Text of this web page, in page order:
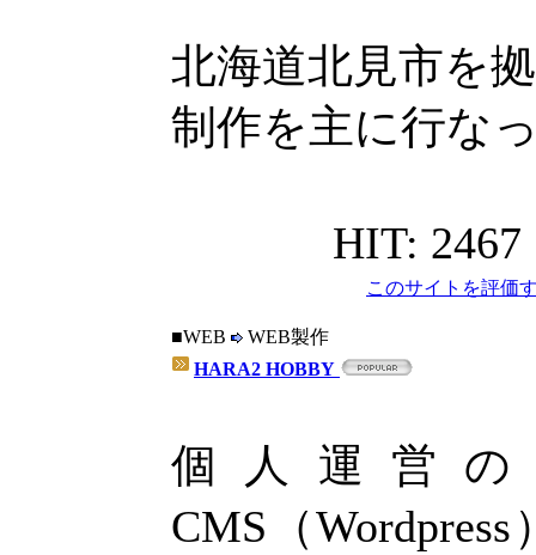
北海道北見市を
制作を主に行な
HIT: 2467
このサイトを評価
■WEB
WEB製作
HARA2 HOBBY
個人運営
CMS（